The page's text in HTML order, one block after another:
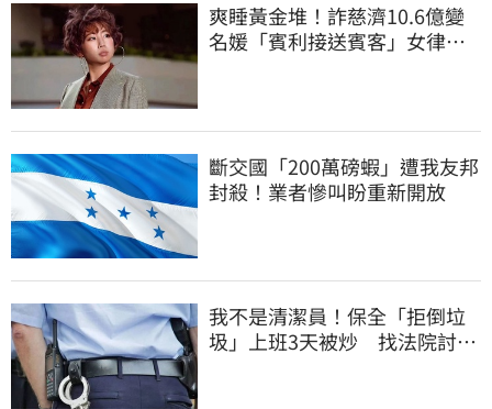
爽睡黃金堆！詐慈濟10.6億變
名媛「賓利接送賓客」女律師
斷交國「200萬磅蝦」遭我友邦
封殺！業者慘叫盼重新開放
我不是清潔員！保全「拒倒垃
圾」上班3天被炒 找法院討公